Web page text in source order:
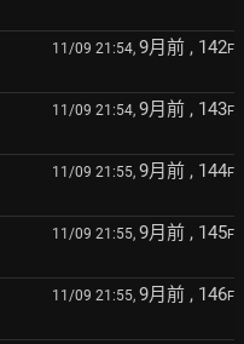
11/09 21:54, 9月前 , 142F
11/09 21:54, 9月前 , 143F
11/09 21:55, 9月前 , 144F
11/09 21:55, 9月前 , 145F
11/09 21:55, 9月前 , 146F